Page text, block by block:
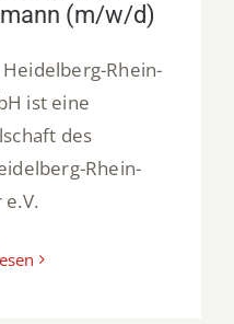
(m/w/d)
Rhein-
ist eine
des
Rhein-